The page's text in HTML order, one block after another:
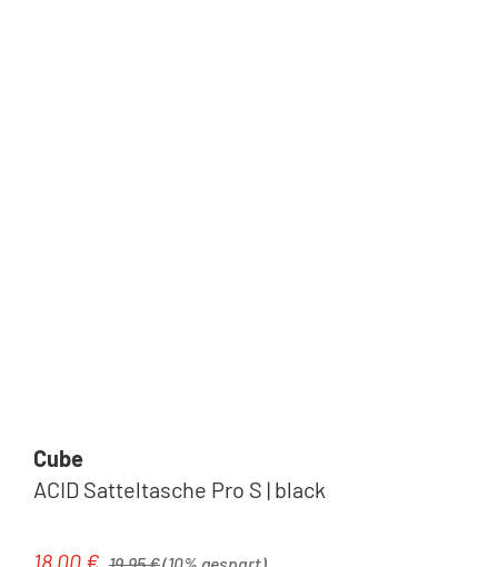
Cube
ACID Satteltasche Pro S | black
Verkaufspreis:
18,00 € 19,95 €(10% gespart)